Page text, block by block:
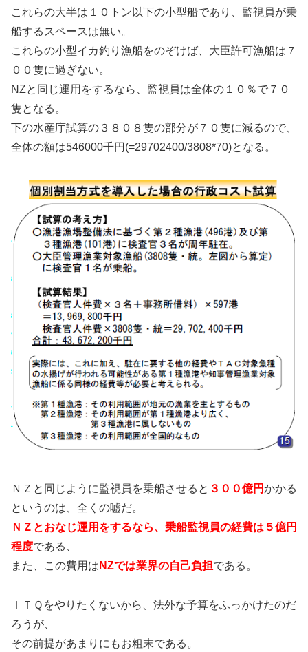
これらの大半は１０トン以下の小型船であり、監視員が乗
船するスペースは無い。
これらの小型イカ釣り漁船をのぞけば、大臣許可漁船は７
００隻に過ぎない。
NZと同じ運用をするなら、監視員は全体の１０％で７０
隻となる。
下の水産庁試算の３８０８隻の部分が７０隻に減るので、
全体の額は546000千円(=29702400/3808*70)となる。
ＮＺと同じように監視員を乗船させると ３００億円かかる
というのは、全くの嘘だ。
ＮＺとおなじ運用をするなら、乗船監視員の経費は５億円
程度である、
また、この費用は NZでは業界の自己負担である。
ＩＴＱをやりたくないから、法外な予算をふっかけたのだ
ろうが、
その前提があまりにもお粗末である。